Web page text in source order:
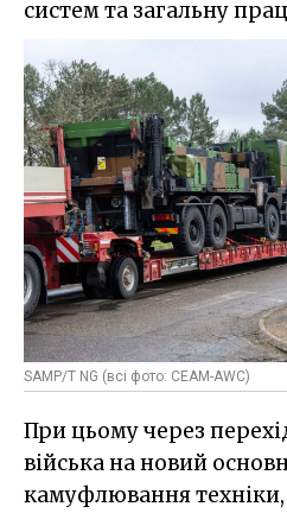
систем та загальну
SAMP/T NG (всі фото: CEAM-AWC)
При цьому через
війська на новий
камуфлювання